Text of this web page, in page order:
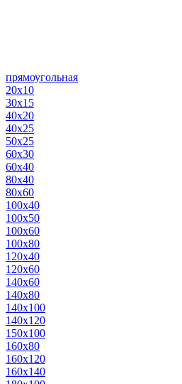
прямоугольная
20х10
30х15
40х20
40х25
50х25
60х30
60х40
80х40
80х60
100х40
100х50
100х60
100х80
120х40
120х60
140х60
140х80
140х100
140х120
150х100
160х80
160х120
160х140